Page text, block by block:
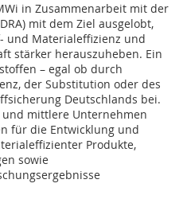
in Zusammenarbeit mit der
mit dem Ziel ausgelobt,
und Materialeffizienz und
stärker herauszuheben. Ein
– egal ob durch
der Substitution oder des
Deutschlands bei.
mittlere Unternehmen
für die Entwicklung und
Produkte,
sowie